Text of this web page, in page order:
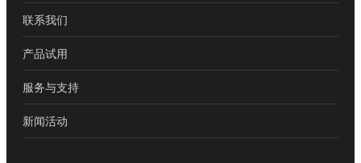
联系我们
产品试用
服务与支持
新闻活动